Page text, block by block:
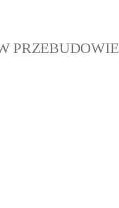
PRZEBUDOWIE